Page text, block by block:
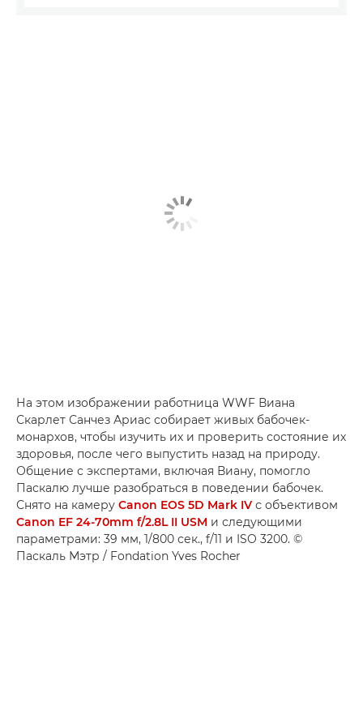
На этом изображении работница WWF Виана
Скарлет Санчез Ариас собирает живых бабочек-
монархов, чтобы изучить их и проверить состояние их
здоровья, после чего выпустить назад на природу.
Общение с экспертами, включая Виану, помогло
Паскалю лучше разобраться в поведении бабочек.
Снято на камеру Canon EOS 5D Mark IV с объективом
Canon EF 24-70mm f/2.8L II USM и следующими
параметрами: 39 мм, 1/800 сек., f/11 и ISO 3200. ©
Паскаль Мэтр / Fondation Yves Rocher